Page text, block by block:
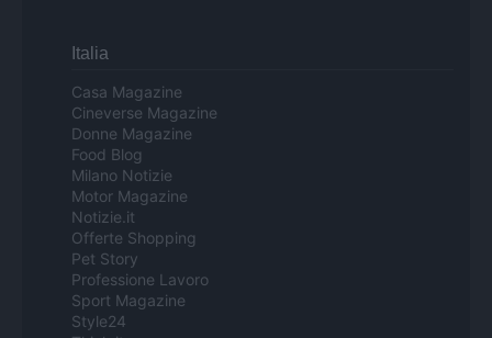
Italia
Casa Magazine
Cineverse Magazine
Donne Magazine
Food Blog
Milano Notizie
Motor Magazine
Notizie.it
Offerte Shopping
Pet Story
Professione Lavoro
Sport Magazine
Style24